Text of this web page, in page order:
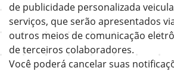
de publicidade personalizada
serviços, que serão apresentados
outros meios de comunicação
de terceiros colaboradores.
Você poderá cancelar suas